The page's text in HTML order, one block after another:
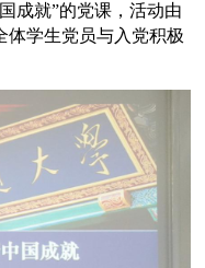
成就”的党课 ，活动由
体学生党员与入党积极